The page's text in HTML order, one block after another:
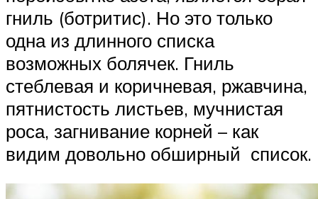
гниль (ботритис). Но это только
одна из длинного списка
возможных болячек. Гниль
стеблевая и коричневая, ржавчина,
пятнистость листьев, мучнистая
роса, загнивание корней – как
видим довольно обширный список.